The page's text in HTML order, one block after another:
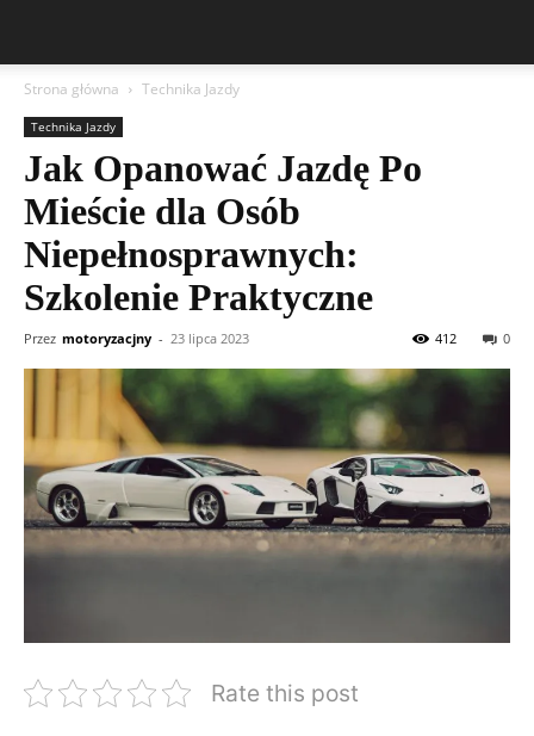
Strona główna Technika Jazdy
Technika Jazdy
Jak Opanować Jazdę Po
Mieście dla Osób
Niepełnosprawnych:
Szkolenie Praktyczne
Przez motoryzacjny - 23 lipca 2023 0
412
Rate this post